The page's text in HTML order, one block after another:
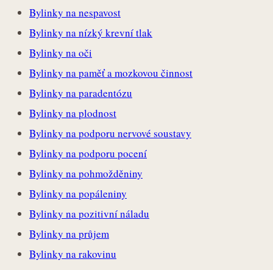
Bylinky na nespavost
Bylinky na nízký krevní tlak
Bylinky na oči
Bylinky na paměť a mozkovou činnost
Bylinky na paradentózu
Bylinky na plodnost
Bylinky na podporu nervové soustavy
Bylinky na podporu pocení
Bylinky na pohmožděniny
Bylinky na popáleniny
Bylinky na pozitivní náladu
Bylinky na průjem
Bylinky na rakovinu